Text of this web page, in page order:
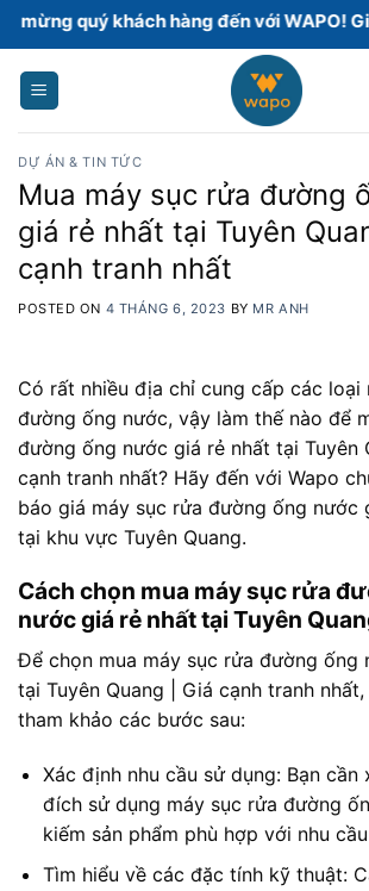
Skip
to
content
khách hàng đến với WAPO! Giải pháp
DỰ ÁN & TIN TỨC
Mua máy sục rửa đường
giá rẻ nhất tại Tuyên
cạnh tranh nhất
POSTED ON 4 THÁNG 6, 2023 BY MR ANH
Có rất nhiều địa chỉ cung cấp các loại
đường ống nước, vậy làm thế nào để
đường ống nước giá rẻ nhất tại Tuyên
cạnh tranh nhất? Hãy đến với Wapo
báo giá máy sục rửa đường ống nước
tại khu vực Tuyên Quang.
Cách chọn mua máy sục rửa
nước giá rẻ nhất tại Tuyên
Để chọn mua máy sục rửa đường ống
tại Tuyên Quang | Giá cạnh tranh
tham khảo các bước sau:
Xác định nhu cầu sử dụng: Bạn cần
đích sử dụng máy sục rửa đường
kiếm sản phẩm phù hợp với nhu
Tìm hiểu về các đặc tính kỹ thuật: